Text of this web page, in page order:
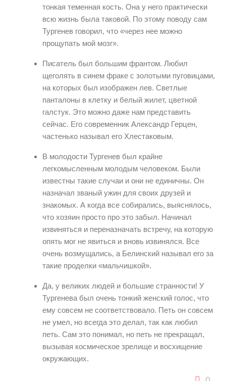
тонкая теменная кость. Она у него практически
всю жизнь была таковой. По этому поводу сам
Тургенев говорил, что «через нее можно
прощупать мой мозг».
Писатель был большим франтом. Любил
щеголять в синем фраке с золотыми пуговицами,
на которых был изображен лев. Светлые
панталоны в клетку и белый жилет, цветной
галстук. Это можно даже нам представить
сейчас. Его современник Александр Герцен,
частенько называл его Хлестаковым.
В молодости Тургенев был крайне
легкомысленным молодым человеком. Были
известны такие случаи и они не единичны. Он
назначал званый ужин для своих друзей и
знакомых. А когда все собирались, выяснялось,
что хозяин просто про это забыл. Начинал
извиняться и переназначать встречу, на которую
опять мог не явиться и вновь извинялся. Все
очень возмущались, а Белинский называл его за
такие проделки «мальчишкой».
Да, у великих людей и большие странности! У
Тургенева был очень тонкий женский голос, что
ему совсем не соответствовало. Петь он совсем
не умел, но всегда это делал, так как любил
петь. Сам это понимал, но петь не прекращал,
вызывая космическое зрелище и восхищение
окружающих.